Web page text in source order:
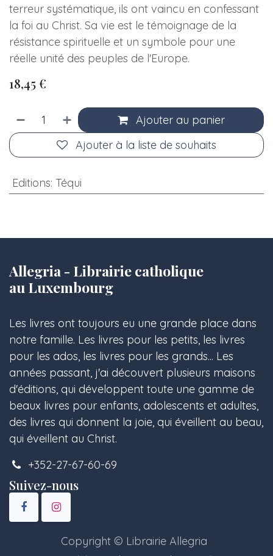
terreur systématique, ils ont vaincu en confessant
la foi au Christ. Sa vie est le témoignage de la
résistance spirituelle et un symbole pour une
réelle unité des peuples de l'Europe.
18,45€
Ajouter au panier
Ajouter à la liste de souhaits
Editions: Téqui
Allegria - Librairie catholique
au Luxembourg
Les livres ont toujours eu une grande place dans
notre famille. Les livres pour les petits, les livres
pour les ados, les livres pour les grands... Les
années passant, j'ai découvert plusieurs maisons
d'éditions, qui développent toute une gamme de
beaux livres pour enfants, adolescents et adultes,
des livres qui donnent la joie, qui éveillent au beau,
qui éveillent au Christ.
+352-27-67-60-69
Suivez-nous
Copyright © Librairie Allegria